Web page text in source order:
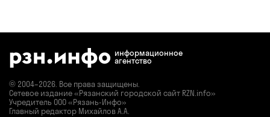
информационное
агентство
© 2004–2026. Все права защищены.
Сетевое издание «Рязанский городской сайт RZN.info»
Учредитель ООО «Рязань-Инфо»
Главный редактор Михайлов А.А.